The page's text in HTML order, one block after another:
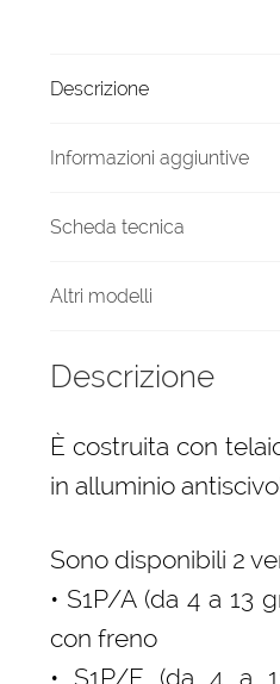
700
340mm
Descrizione
Informazioni aggiuntive
Scheda tecnica
Altri modelli
Descrizione
È costruita con
in alluminio
Sono disponibili 2
• S1P/A (da 4 a 13
con freno
• S1P/F (da 4 a